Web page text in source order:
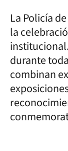
La Policía
la
durante
combinan